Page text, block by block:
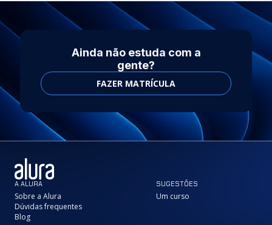
Ainda não estuda com a
gente?
FAZER MATRÍCULA
A ALURA
Sobre a Alura
Dúvidas frequentes
Blog
SUGESTÕES
Um curso